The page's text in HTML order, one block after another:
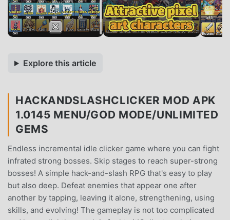
Explore this article
HACKANDSLASHCLICKER MOD APK
1.0145 MENU/GOD MODE/UNLIMITED
GEMS
Endless incremental idle clicker game where you can fight
infrated strong bosses. Skip stages to reach super-strong
bosses! A simple hack-and-slash RPG that's easy to play
but also deep. Defeat enemies that appear one after
another by tapping, leaving it alone, strengthening, using
skills, and evolving! The gameplay is not too complicated